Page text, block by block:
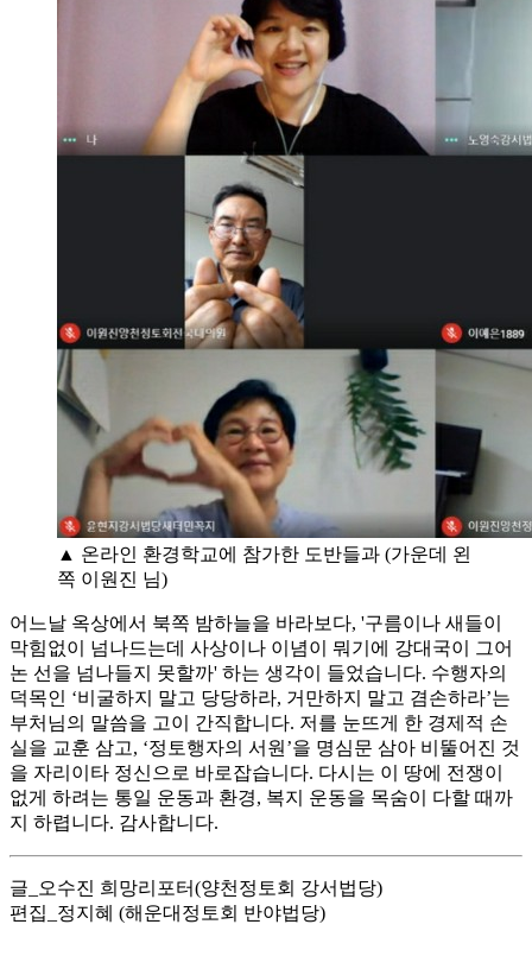
▲ 온라인 환경학교에 참가한 도반들과 (가운데 왼
쪽 이원진 님)
어느날 옥상에서 북쪽 밤하늘을 바라보다, '구름이나 새들이
막힘없이 넘나드는데 사상이나 이념이 뭐기에 강대국이 그어
논 선을 넘나들지 못할까' 하는 생각이 들었습니다. 수행자의
덕목인 ‘비굴하지 말고 당당하라, 거만하지 말고 겸손하라’는
부처님의 말씀을 고이 간직합니다. 저를 눈뜨게 한 경제적 손
실을 교훈 삼고, ‘정토행자의 서원’을 명심문 삼아 비뚤어진 것
을 자리이타 정신으로 바로잡습니다. 다시는 이 땅에 전쟁이
없게 하려는 통일 운동과 환경, 복지 운동을 목숨이 다할 때까
지 하렵니다. 감사합니다.
글_오수진 희망리포터(양천정토회 강서법당)
편집_정지혜 (해운대정토회 반야법당)